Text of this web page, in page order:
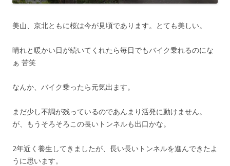
美山、京北ともに桜は今が見頃であります。とても美しい。
晴れと暖かい日が続いてくれたら毎日でもバイク乗れるのにな
ぁ 苦笑
なんか、バイク乗ったら元気出ます。
まだ少し不調が残っているのであんまり活発に動けません。
が、もうそろそろこの長いトンネルも出口かな。
2年近く養生してきましたが、長い長いトンネルを進んできたよ
うに思います。